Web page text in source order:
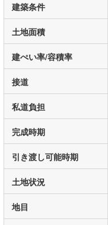
建築条件
土地面積
建ぺい率/容積率
接道
私道負担
完成時期
引き渡し可能時期
土地状況
地目